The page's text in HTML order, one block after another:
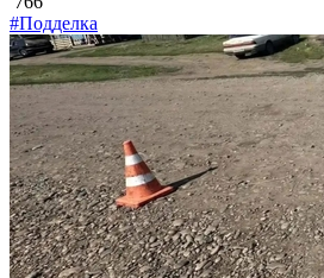
#Подделка